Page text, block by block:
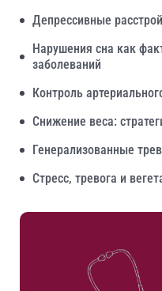
Депрессивные
Нарушения сна как
заболеваний
Контроль
Снижение веса:
Генерализованные
Стресс, тревога и